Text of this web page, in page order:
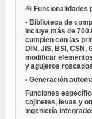
🧰 Funcionalidades
• Biblioteca de
Incluye más de
cumplen con las
DIN, JIS, BSI, CSN,
modificar
y agujeros
• Generación
Funciones
cojinetes, levas y
ingeniería